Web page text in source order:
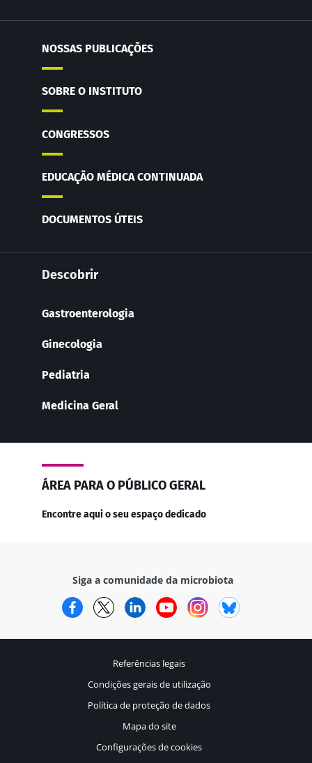
NOSSAS PUBLICAÇÕES
SOBRE O INSTITUTO
CONGRESSOS
EDUCAÇÃO MÉDICA CONTINUADA
DOCUMENTOS ÚTEIS
Descobrir
Gastroenterologia
Ginecologia
Pediatria
Medicina Geral
ÁREA PARA O PÚBLICO GERAL
Encontre aqui o seu espaço dedicado
Siga a comunidade da microbiota
FacebookTwitterLinkedInYouTubeInstagram
Referências legais
Condições gerais de utilização
Política de proteção de dados
Mapa do site
Configurações de cookies